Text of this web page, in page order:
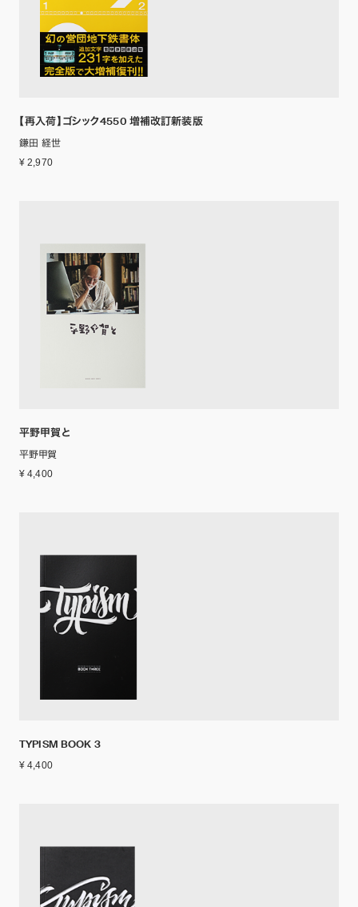
【再入荷】ゴシック4550 増補改訂新装版
鎌田 経世
¥ 2,970
平野甲賀と
平野甲賀
¥ 4,400
TYPISM BOOK 3
¥ 4,400